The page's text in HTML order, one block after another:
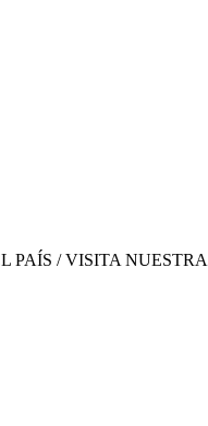
PAÍS / VISITA